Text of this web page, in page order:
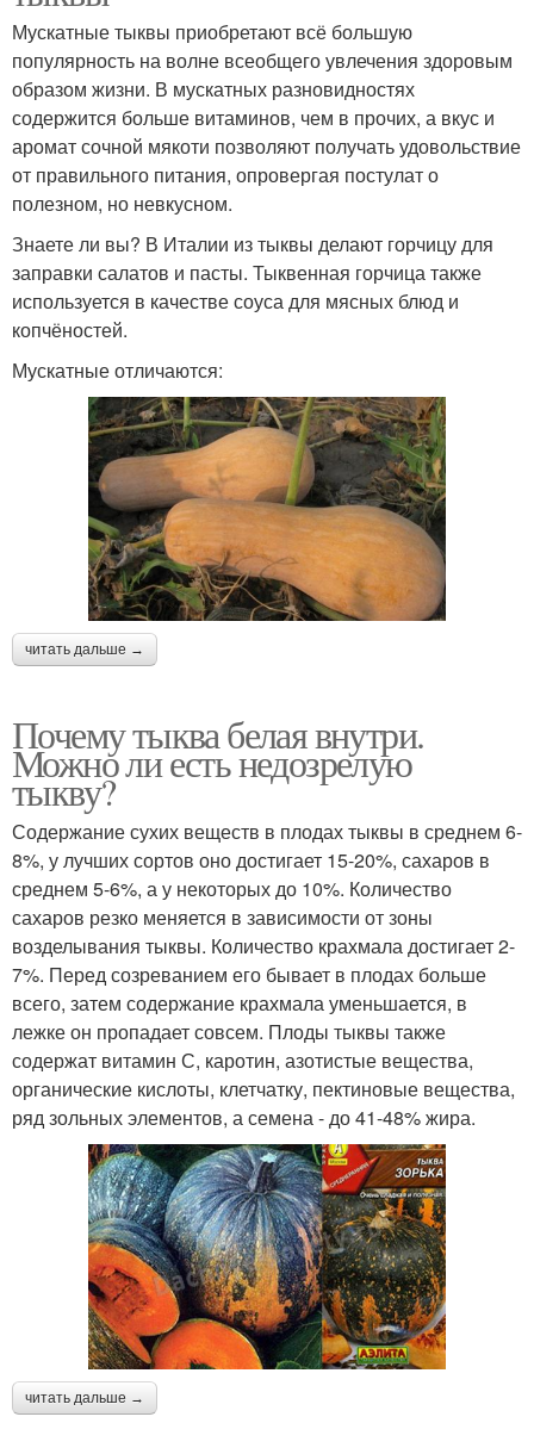
Мускатные тыквы приобретают всё большую
популярность на волне всеобщего увлечения здоровым
образом жизни. В мускатных разновидностях
содержится больше витаминов, чем в прочих, а вкус и
аромат сочной мякоти позволяют получать удовольствие
от правильного питания, опровергая постулат о
полезном, но невкусном.
Знаете ли вы? В Италии из тыквы делают горчицу для
заправки салатов и пасты. Тыквенная горчица также
используется в качестве соуса для мясных блюд и
копчёностей.
Мускатные отличаются:
читать дальше →
Почему тыква белая внутри.
Можно ли есть недозрелую
тыкву?
Содержание сухих веществ в плодах тыквы в среднем 6-
8%, у лучших сортов оно достигает 15-20%, сахаров в
среднем 5-6%, а у некоторых до 10%. Количество
сахаров резко меняется в зависимости от зоны
возделывания тыквы. Количество крахмала достигает 2-
7%. Перед созреванием его бывает в плодах больше
всего, затем содержание крахмала уменьшается, в
лежке он пропадает совсем. Плоды тыквы также
содержат витамин С, каротин, азотистые вещества,
органические кислоты, клетчатку, пектиновые вещества,
ряд зольных элементов, а семена - до 41-48% жира.
читать дальше →